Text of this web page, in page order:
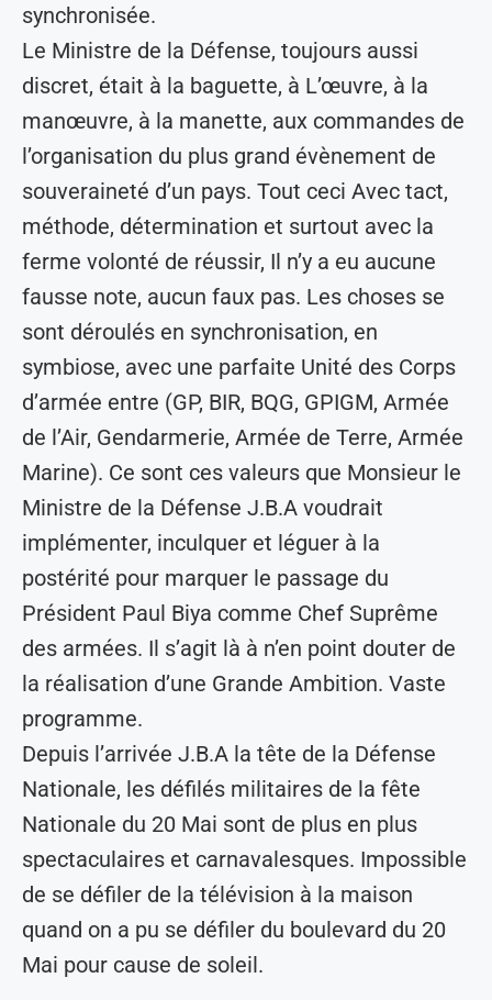
synchronisée.
Le Ministre de la Défense, toujours aussi
discret, était à la baguette, à L’œuvre, à la
manœuvre, à la manette, aux commandes de
l’organisation du plus grand évènement de
souveraineté d’un pays. Tout ceci Avec tact,
méthode, détermination et surtout avec la
ferme volonté de réussir, Il n’y a eu aucune
fausse note, aucun faux pas. Les choses se
sont déroulés en synchronisation, en
symbiose, avec une parfaite Unité des Corps
d’armée entre (GP, BIR, BQG, GPIGM, Armée
de l’Air, Gendarmerie, Armée de Terre, Armée
Marine). Ce sont ces valeurs que Monsieur le
Ministre de la Défense J.B.A voudrait
implémenter, inculquer et léguer à la
postérité pour marquer le passage du
Président Paul Biya comme Chef Suprême
des armées. Il s’agit là à n’en point douter de
la réalisation d’une Grande Ambition. Vaste
programme.
Depuis l’arrivée J.B.A la tête de la Défense
Nationale, les défilés militaires de la fête
Nationale du 20 Mai sont de plus en plus
spectaculaires et carnavalesques. Impossible
de se défiler de la télévision à la maison
quand on a pu se défiler du boulevard du 20
Mai pour cause de soleil.